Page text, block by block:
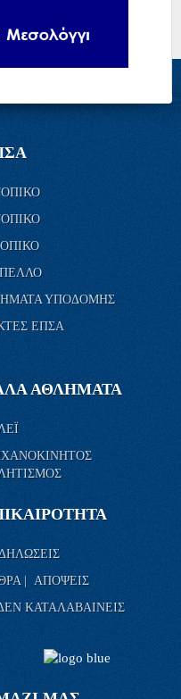
ΥΠΟΔΟΜΗΣ
ΕΠΣΑ
ΑΘΛΗΜΑΤΑ
| ΑΠΟΨΕΙΣ
ΚΑΤΑΛΑΒΑΙΝΕΙΣ